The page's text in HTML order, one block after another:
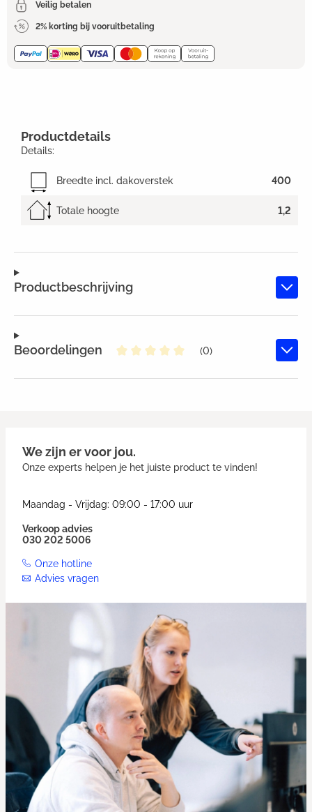
Veilig betalen
2% korting bij vooruitbetaling
Productbeschrijving
Beoordelingen
(0)
Productdetails
Details:
Breedte incl. dakoverstek 400
Totale hoogte 1,2
We zijn er voor jou.
Onze experts helpen je het juiste product te vinden!
Maandag - Vrijdag: 09:00 - 17:00 uur
Verkoop advies
030 202 5006
Onze hotline
Advies vragen